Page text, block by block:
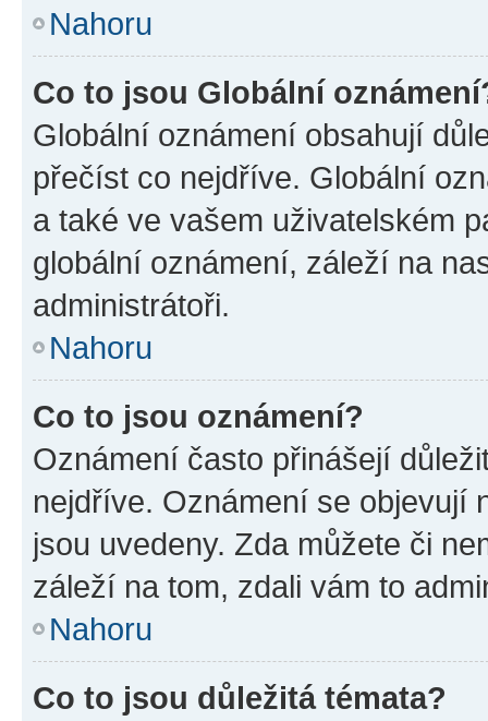
Nahoru
Co to jsou Globální
Globální oznámení obsahují
přečíst co nejdříve. Globální
a také ve vašem uživatelském
globální oznámení, záleží na
administrátoři.
Nahoru
Co to jsou oznámení?
Oznámení často přinášejí
nejdříve. Oznámení se objevují
jsou uvedeny. Zda můžete či
záleží na tom, zdali vám to
Nahoru
Co to jsou důležitá témata?